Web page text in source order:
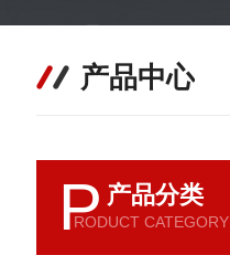
产品中心
P 产品分类
RODUCT CATEGORY